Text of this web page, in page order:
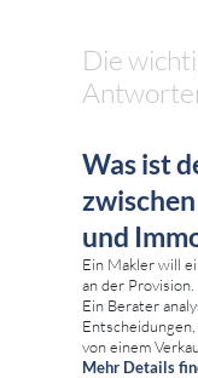
Die
Was ist
und
Ein Makler will
an der Provision.
Ein Berater
von einem
Mehr Details